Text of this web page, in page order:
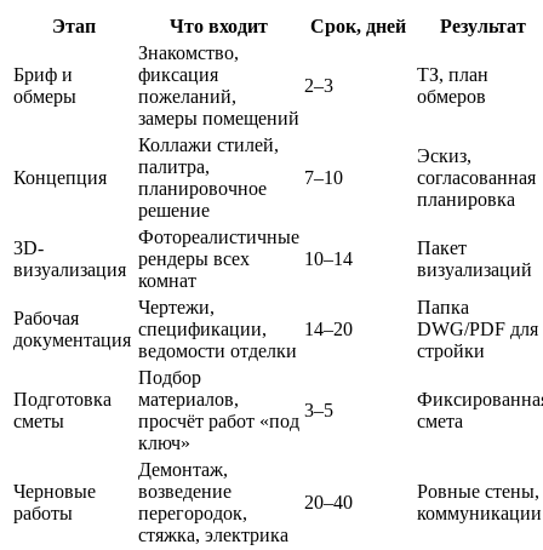
Этап Что входит Срок, дней Результат
Бриф и
обмеры
Знакомство,
фиксация
пожеланий,
замеры помещений
2–3
ТЗ, план
обмеров
Концепция
Коллажи стилей,
палитра,
планировочное
решение
7–10
Эскиз,
согласованная
планировка
3D-
визуализация
Фотореалистичные
рендеры всех
комнат
10–14
Пакет
визуализаций
Рабочая
документация
Чертежи,
спецификации,
ведомости отделки
14–20
Папка
DWG/PDF для
стройки
Подготовка
сметы
Подбор
материалов,
просчёт работ «под
ключ»
3–5
смета
Черновые
работы
Демонтаж,
возведение
перегородок,
стяжка, электрика
20–40
Ровные стены,
коммуникации